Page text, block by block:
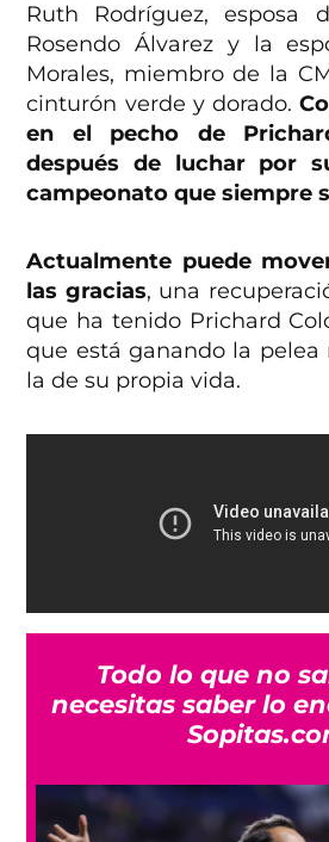
Ruth Rodríguez, esposa
Rosendo Álvarez y la
Morales, miembro de la
cinturón verde y dorado.
en el pecho de
después de luchar por
campeonato que siempre
Actualmente puede
las gracias, una
que ha tenido Prichard
que está ganando la
la de su propia vida.
Todo lo que no
necesitas saber lo